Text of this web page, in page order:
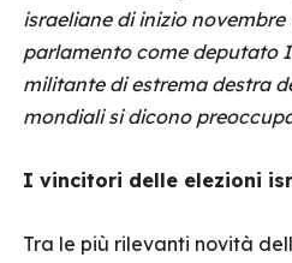
israeliane di inizio novembre
parlamento come deputato
militante di estrema destra
mondiali si dicono
I vincitori delle elezioni
Tra le più rilevanti novità